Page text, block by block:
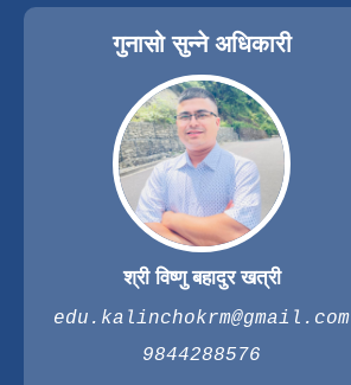
गुनासो सुन्ने अधिकारी
श्री विष्णु बहादुर खत्री
edu.kalinchokrm@gmail.com
9844288576